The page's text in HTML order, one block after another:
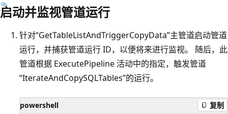
启动并监视管道运行
针对“GetTableListAndTriggerCopyData”主管道启动管道
运行，并捕获管道运行 ID，以便将来进行监视。 随后，此
管道根据 ExecutePipeline 活动中的指定，触发管道
“IterateAndCopySQLTables”的运行。
powershell 复制